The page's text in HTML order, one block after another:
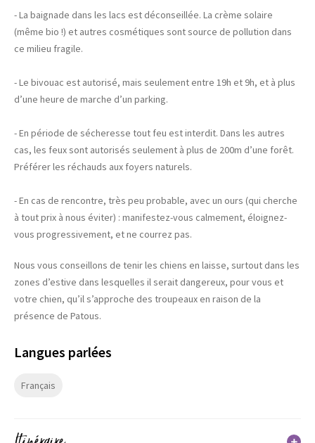
- La baignade dans les lacs est déconseillée. La crème solaire
(même bio !) et autres cosmétiques sont source de pollution dans
ce milieu fragile.
- Le bivouac est autorisé, mais seulement entre 19h et 9h, et à plus
d’une heure de marche d’un parking.
- En période de sécheresse tout feu est interdit. Dans les autres
cas, les feux sont autorisés seulement à plus de 200m d’une forêt.
Préférer les réchauds aux foyers naturels.
- En cas de rencontre, très peu probable, avec un ours (qui cherche
à tout prix à nous éviter) : manifestez-vous calmement, éloignez-
vous progressivement, et ne courrez pas.
Nous vous conseillons de tenir les chiens en laisse, surtout dans les
zones d’estive dans lesquelles il serait dangereux, pour vous et
votre chien, qu’il s’approche des troupeaux en raison de la
présence de Patous.
Langues parlées
Français